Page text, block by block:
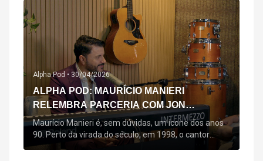
Alpha Pod • 30/04/2026
ALPHA POD: MAURÍCIO MANIERI
RELEMBRA PARCERIA COM JON
SECADA, ORIGEM DE "BEM QUERER" E
MAIS
Maurício Manieri é, sem dúvidas, um ícone dos anos
90. Perto da virada do século, em 1998, o cantor
estreou oficialmente com o seu primeiro disco, "A